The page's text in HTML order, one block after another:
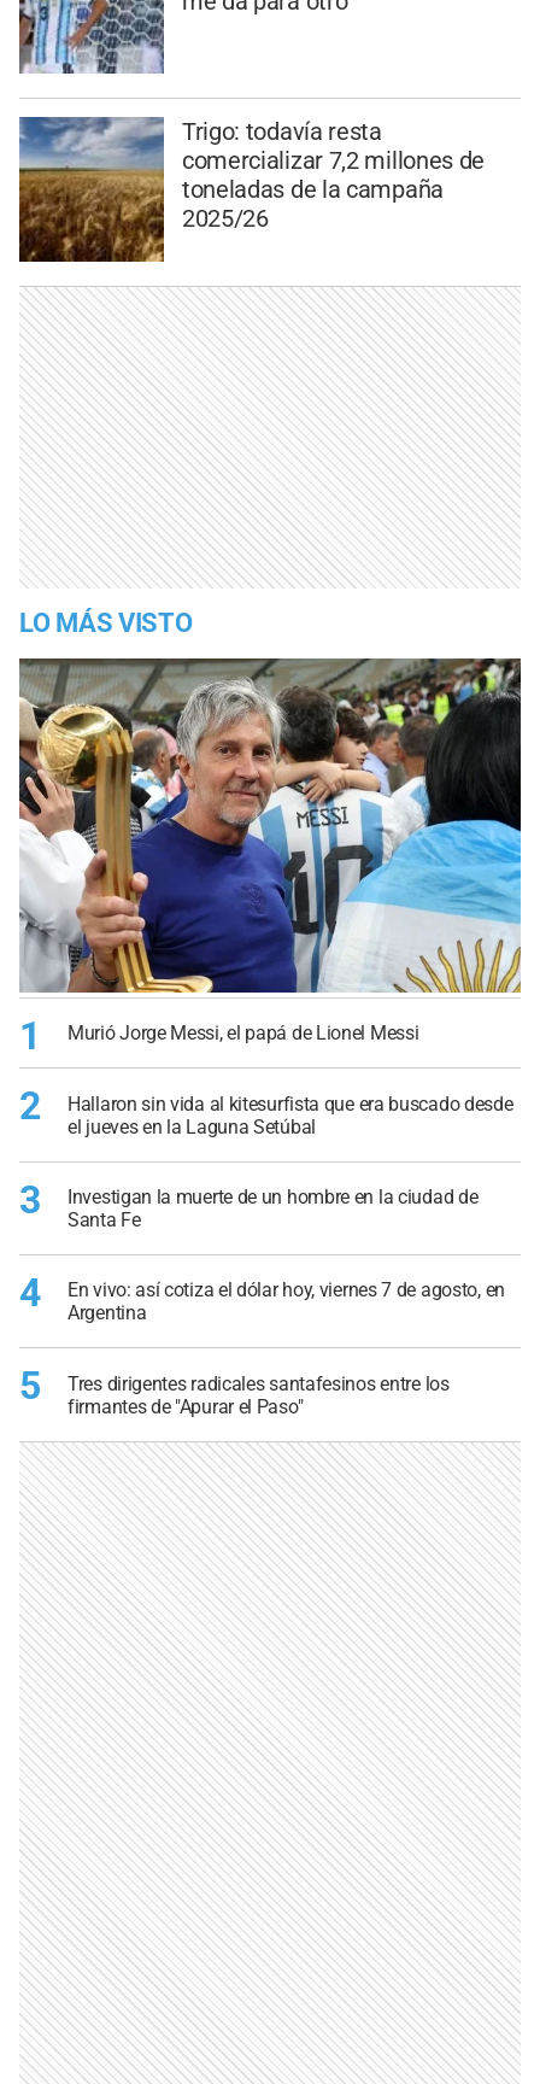
Trigo: todavía resta
comercializar 7,2 millones de
toneladas de la campaña
2025/26
LO MÁS VISTO
1 Murió Jorge Messi, el papá de Lionel Messi
2
Hallaron sin vida al kitesurfista que era buscado desde
el jueves en la Laguna Setúbal
3
Investigan la muerte de un hombre en la ciudad de
Santa Fe
4
En vivo: así cotiza el dólar hoy, viernes 7 de agosto, en
Argentina
5
Tres dirigentes radicales santafesinos entre los
firmantes de "Apurar el Paso"